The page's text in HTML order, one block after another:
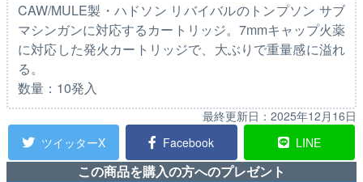
CAW/MULE製・ハドソン リバイバルのトンプソン サブ
マシンガンに対応するカートリッジ。7mmキャップ火薬
に対応した発火カートリッジで、大ぶりで重量感に溢れ
る。
数量：10発入
最終更新日： 2025年12月16日
ツイッターX
Facebook LINE
この商品を購入の方へのプレゼント